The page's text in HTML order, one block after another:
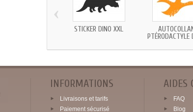
STICKER DINO XXL
PTÉRODACTYLE
‹
INFORMATIONS
Livraisons et tarifs
Paiement sécurisé
AIDES
FAQ
Blog